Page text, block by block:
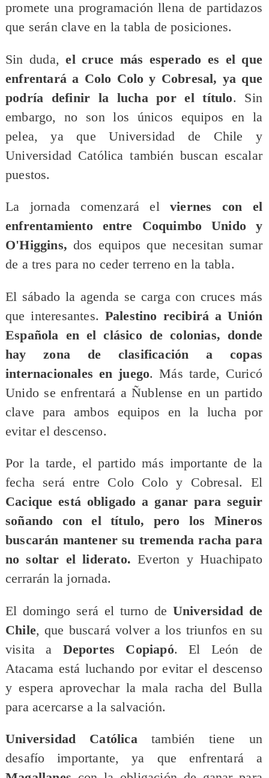
promete una programación llena de partidazos
que serán clave en la tabla de posiciones.
Sin duda,el cruce más esperado es el que
enfrentará a Colo Colo y Cobresal, ya que
podría definir la lucha por el título. Sin
embargo, no son los únicos equipos en la
pelea, ya que Universidad de Chile y
Universidad Católica también buscan escalar
puestos.
La jornada comenzará elviernes con el
enfrentamiento entre Coquimbo Unido y
O'Higgins, dos equipos que necesitan sumar
de a tres para no ceder terreno en la tabla.
El sábado la agenda se carga con cruces más
que interesantes. Palestino recibirá a Unión
Española en el clásico de colonias, donde
hay zona de clasificación a copas
internacionales en juego. Más tarde, Curicó
Unido se enfrentará a Ñublense en un partido
clave para ambos equipos en la lucha por
evitar el descenso.
Por la tarde, el partido más importante de la
fecha será entre Colo Colo y Cobresal. El
Cacique está obligado a ganar para seguir
soñando con el título, pero los Mineros
buscarán mantener su tremenda racha para
no soltar el liderato. Everton y Huachipato
cerrarán la jornada.
El domingo será el turno de Universidad de
Chile, que buscará volver a los triunfos en su
visita a Deportes Copiapó. El León de
Atacama está luchando por evitar el descenso
y espera aprovechar la mala racha del Bulla
para acercarse a la salvación.
Universidad Católicatambién tiene un
desafío importante, ya que enfrentará a